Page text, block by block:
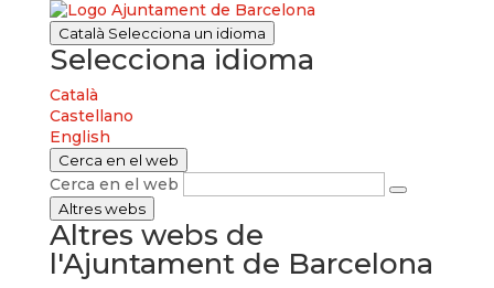
Català Selecciona un idioma
Selecciona idioma
Català
Castellano
English
Cerca en el web
Cerca en el web
Altres webs
Altres webs de
l'Ajuntament de Barcelona